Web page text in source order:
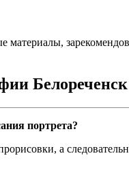
материалы,
Белореченск
портрета?
а